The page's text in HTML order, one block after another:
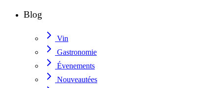
Blog
Vin
Gastronomie
Évenements
Nouveautées